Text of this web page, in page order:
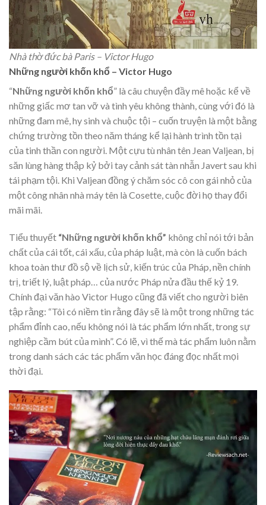
Nhà thờ đức bà Paris – Victor Hugo
Những người khốn khổ – Victor Hugo
“Những người khốn khổ” là câu chuyện đầy mê hoặc kể về
những giấc mơ tan vỡ và tình yêu không thành, cùng với đó là
những đam mê, hy sinh và chuộc tội – cuốn truyện là một bằng
chứng trường tồn theo năm tháng kể lại hành trình tồn tại
của tinh thần con người. Một cựu tù nhân tên Jean Valjean, bị
săn lùng hàng thập kỷ bởi tay cảnh sát tàn nhẫn Javert sau khi
tái phạm tội. Khi Valjean đồng ý chăm sóc cô con gái nhỏ của
một công nhân nhà máy tên là Cosette, cuộc đời họ thay đổi
mãi mãi.
Tiểu thuyết “Những người khốn khổ” không chỉ nói tới bản
chất của cái tốt, cái xấu, của pháp luật, mà còn là cuốn bách
khoa toàn thư đồ sộ về lịch sử, kiến trúc của Pháp, nền chính
trị, triết lý, luật pháp… của nước Pháp nửa đầu thế kỷ 19.
Chính đại văn hào Victor Hugo cũng đã viết cho người biên
tập rằng: “Tôi có niềm tin rằng đây sẽ là một trong những tác
phẩm đỉnh cao, nếu không nói là tác phẩm lớn nhất, trong sự
nghiệp cầm bút của mình”. Có lẽ, vì thế mà tác phẩm luôn nằm
trong danh sách các tác phẩm văn học đáng đọc nhất mọi
thời đại.